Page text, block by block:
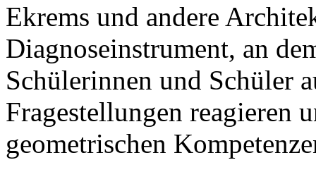
Ekrems und andere
Diagnoseinstrument, an
Schülerinnen und Schüler
Fragestellungen reagieren
geometrischen